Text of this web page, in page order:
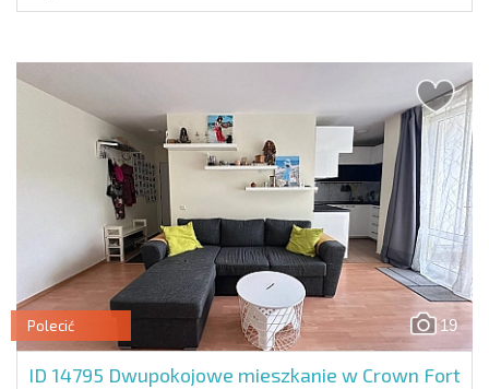
19
Polecić
ID 14795 Dwupokojowe mieszkanie w Crown Fort